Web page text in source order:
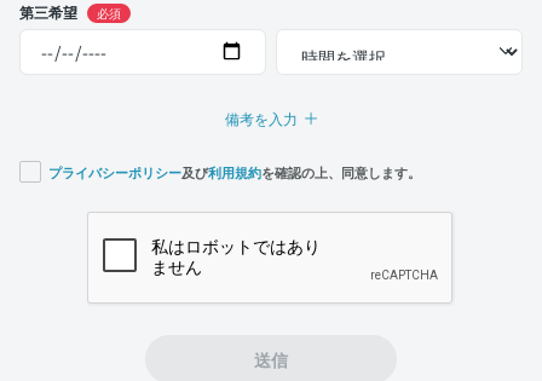
第三希望 必須
備考を入力
プライバシーポリシー及び利用規約を確認の上、同意します。
送信